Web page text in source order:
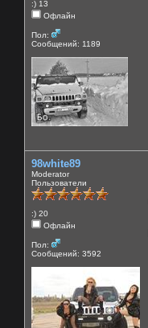
:) 13
Офлайн
Пол:
Сообщений: 1189
98white89
Moderator
Пользователи
:) 20
Офлайн
Пол:
Сообщений: 3592